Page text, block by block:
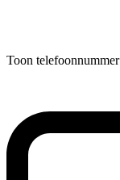
Toon telefoonnummer